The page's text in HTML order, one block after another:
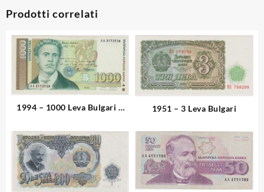
Prodotti correlati
1994 – 1000 Leva Bulgari –
della Libertà”
1951 – 3 Leva Bulgari